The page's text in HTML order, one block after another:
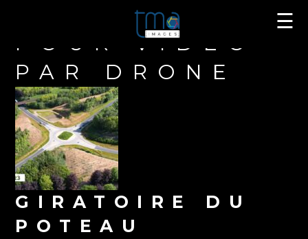
☰
CATÉGORIES
POUR VIDÉO
PAR DRONE
GIRATOIRE DU
POTEAU